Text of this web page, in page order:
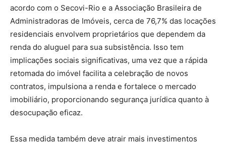
acordo com o Secovi-Rio e a Associação Brasileira de
Administradoras de Imóveis, cerca de 76,7% das locações
residenciais envolvem proprietários que dependem da
renda do aluguel para sua subsistência. Isso tem
implicações sociais significativas, uma vez que a rápida
retomada do imóvel facilita a celebração de novos
contratos, impulsiona a renda e fortalece o mercado
imobiliário, proporcionando segurança jurídica quanto à
desocupação eficaz.
Essa medida também deve atrair mais investimentos